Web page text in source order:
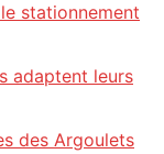
stationnement
adaptent leurs
des Argoulets